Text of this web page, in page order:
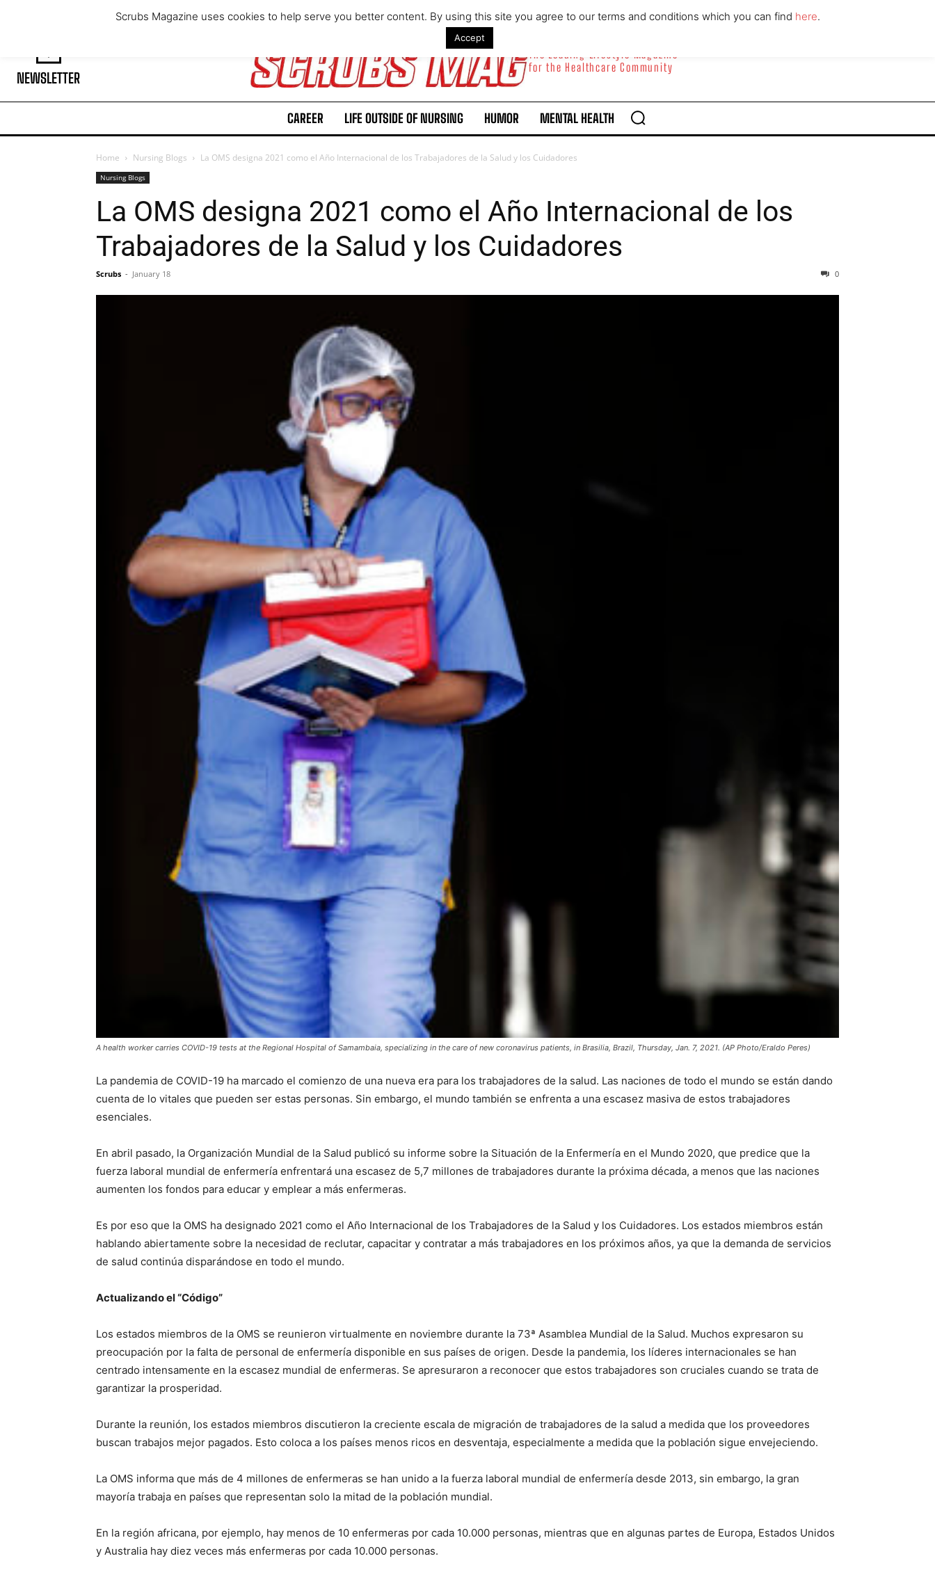
I've read and accept thePrivacy Policy.
Wednesday, August 5, 2026
NEWSLETTER
The Leading Lifestyle Magazine
for the Healthcare Community
CAREER LIFE OUTSIDE OF NURSING HUMOR MENTAL HEALTH
Home Nursing Blogs La OMS designa 2021 como el Año Internacional de los Trabajadores de la Salud y los Cuidadores
Nursing Blogs
La OMS designa 2021 como el Año Internacional de los
Trabajadores de la Salud y los Cuidadores
Scrubs - January 18 0
A health worker carries COVID-19 tests at the Regional Hospital of Samambaia, specializing in the care of new coronavirus patients, in Brasilia, Brazil, Thursday, Jan. 7, 2021. (AP Photo/Eraldo Peres)
La pandemia de COVID-19 ha marcado el comienzo de una nueva era para los trabajadores de la salud. Las naciones de todo el mundo se están dando
cuenta de lo vitales que pueden ser estas personas. Sin embargo, el mundo también se enfrenta a una escasez masiva de estos trabajadores
esenciales.
En abril pasado, la Organización Mundial de la Salud publicó su informe sobre la Situación de la Enfermería en el Mundo 2020, que predice que la
fuerza laboral mundial de enfermería enfrentará una escasez de 5,7 millones de trabajadores durante la próxima década, a menos que las naciones
aumenten los fondos para educar y emplear a más enfermeras.
Es por eso que la OMS ha designado 2021 como el Año Internacional de los Trabajadores de la Salud y los Cuidadores. Los estados miembros están
hablando abiertamente sobre la necesidad de reclutar, capacitar y contratar a más trabajadores en los próximos años, ya que la demanda de servicios
de salud continúa disparándose en todo el mundo.
Actualizando el “Código”
Los estados miembros de la OMS se reunieron virtualmente en noviembre durante la 73ª Asamblea Mundial de la Salud. Muchos expresaron su
preocupación por la falta de personal de enfermería disponible en sus países de origen. Desde la pandemia, los líderes internacionales se han
centrado intensamente en la escasez mundial de enfermeras. Se apresuraron a reconocer que estos trabajadores son cruciales cuando se trata de
garantizar la prosperidad.
Durante la reunión, los estados miembros discutieron la creciente escala de migración de trabajadores de la salud a medida que los proveedores
buscan trabajos mejor pagados. Esto coloca a los países menos ricos en desventaja, especialmente a medida que la población sigue envejeciendo.
La OMS informa que más de 4 millones de enfermeras se han unido a la fuerza laboral mundial de enfermería desde 2013, sin embargo, la gran
mayoría trabaja en países que representan solo la mitad de la población mundial.
En la región africana, por ejemplo, hay menos de 10 enfermeras por cada 10.000 personas, mientras que en algunas partes de Europa, Estados Unidos
y Australia hay diez veces más enfermeras por cada 10.000 personas.
Scrubs Magazine uses cookies to help serve you better content. By using this site you agree to our terms and conditions which you can find here.
Accept